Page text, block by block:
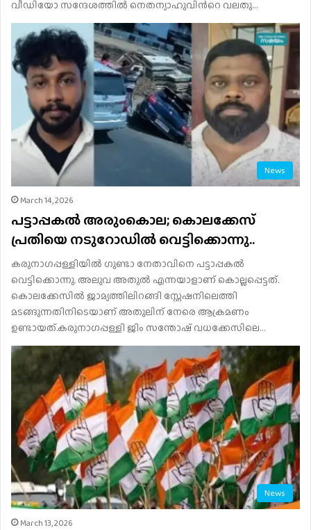
വീഡിയോ സന്ദേശത്തിൽ നെതന്യാഹുവിന്‍റെ വലതു…
News
March 14, 2026
പട്ടാപ്പകല്‍ അരുംകൊല; കൊലക്കേസ്
പ്രതിയെ നടുറോഡില്‍ വെട്ടിക്കൊന്നു..
കരുനാഗപ്പള്ളിയില്‍ ഗുണ്ടാ നേതാവിനെ പട്ടാപ്പകല്‍
വെട്ടിക്കൊന്നു. അലുവ അതുല്‍ എന്നയാളാണ് കൊല്ലപ്പെട്ടത്.
കൊലക്കേസില്‍ ജാമ്യത്തിലിറങ്ങി സ്റ്റേഷനിലെത്തി
മടങ്ങുന്നതിനിടെയാണ് അതുലിന് നേരെ ആക്രമണം
ഉണ്ടായത്.കരുനാഗപ്പള്ളി ജിം സന്തോഷ് വധക്കേസിലെ…
News
March 13, 2026